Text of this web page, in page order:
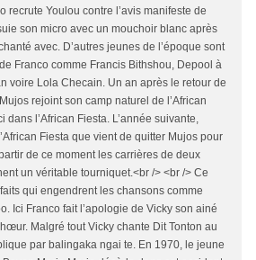
recrute Youlou contre l’avis manifeste de
son micro avec un mouchoir blanc après
avec. D’autres jeunes de l’époque sont
Franco comme Francis Bithshou, Depool à
voire Lola Checain. Un an après le retour de
rejoint son camp naturel de l’African
dans l’African Fiesta. L’année suivante,
Fiesta que vient de quitter Mujos pour
de ce moment les carrières de deux
un véritable tourniquet.<br /> <br /> Ce
qui engendrent les chansons comme
Ici Franco fait l’apologie de Vicky son ainé
Malgré tout Vicky chante Dit Tonton au
par balingaka ngai te. En 1970, le jeune